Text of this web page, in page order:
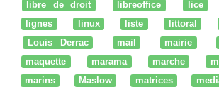
libre de droit
libreoffice lice
lignes
linux liste littoral
Louis Derrac
mail mairie
maquette
marama marche
marins
Maslow matrices